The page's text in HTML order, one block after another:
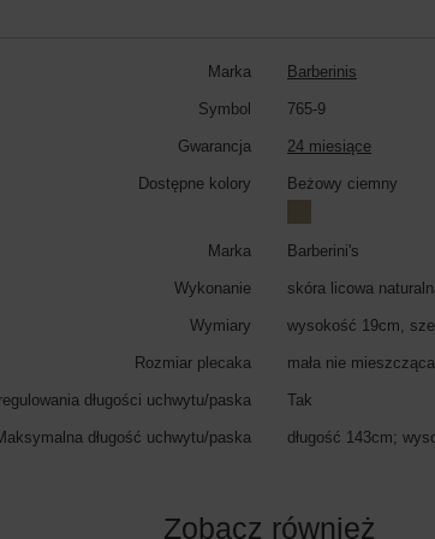
Marka Barberinis
Symbol 765-9
Gwarancja 24 miesiące
Dostępne kolory Beżowy ciemny
Marka Barberini's
Wykonanie skóra licowa
Wymiary wysokość 19cm,
Rozmiar plecaka mała nie
długości uchwytu/paska Tak
długość uchwytu/paska długość 143cm;
Zobacz również